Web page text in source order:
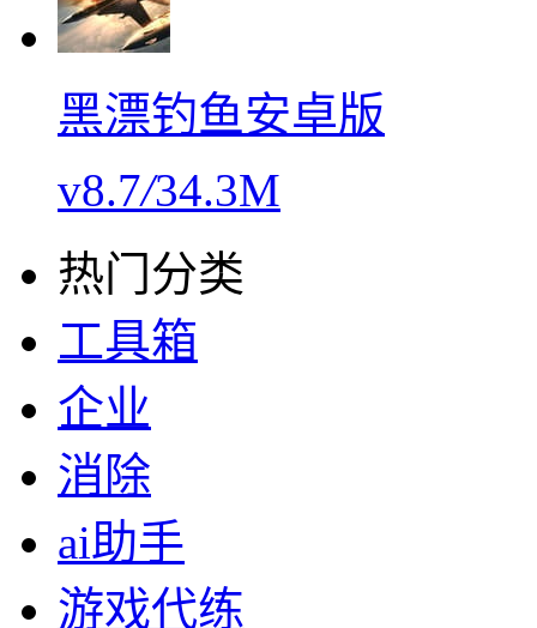
黑漂钓鱼安卓版
v8.7/34.3M
热门分类
工具箱
企业
消除
ai助手
游戏代练